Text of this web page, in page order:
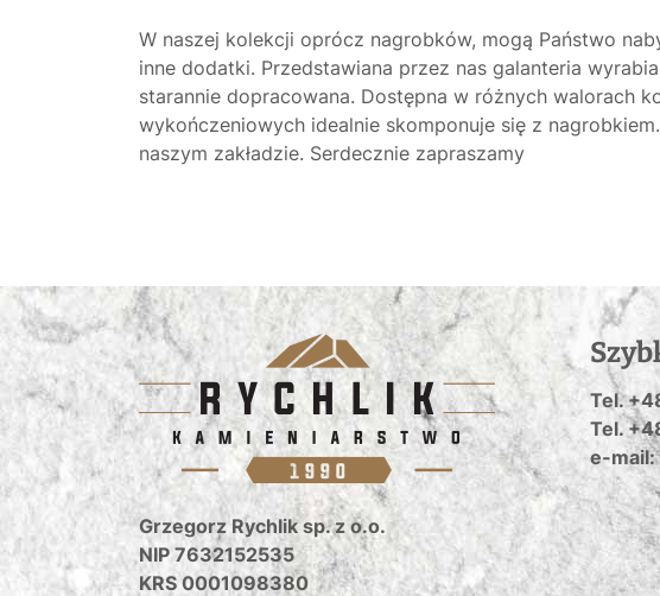
W naszej kolekcji oprócz nagrobków, mogą Państwo
inne dodatki. Przedstawiana przez nas galanteria
starannie dopracowana. Dostępna w różnych walorach
wykończeniowych idealnie skomponuje się z
naszym zakładzie. Serdecznie zapraszamy
Grzegorz Rychlik sp. z o.o.
NIP 7632152535
KRS 0001098380
Tel.
Tel.
e-mail: